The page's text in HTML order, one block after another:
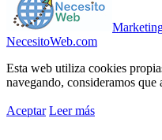
NecesitoWeb.com
Esta web utiliza cookies
navegando, consideramos que
Aceptar Leer más